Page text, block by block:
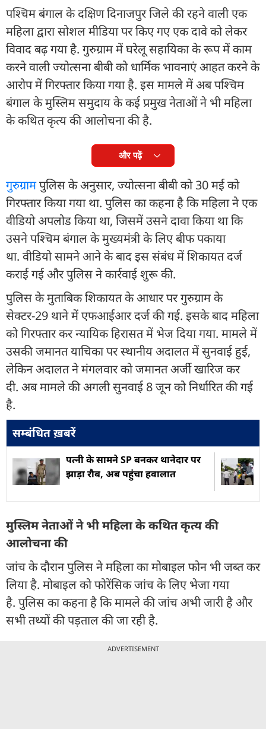
पश्चिम बंगाल के दक्षिण दिनाजपुर जिले की रहने वाली एक
महिला द्वारा सोशल मीडिया पर किए गए एक दावे को लेकर
विवाद बढ़ गया है. गुरुग्राम में घरेलू सहायिका के रूप में काम
करने वाली ज्योत्सना बीबी को धार्मिक भावनाएं आहत करने के
आरोप में गिरफ्तार किया गया है. इस मामले में अब पश्चिम
बंगाल के मुस्लिम समुदाय के कई प्रमुख नेताओं ने भी महिला
के कथित कृत्य की आलोचना की है.
और पढ़ें
गुरुग्रामपुलिस के अनुसार, ज्योत्सना बीबी को 30 मई को
गिरफ्तार किया गया था. पुलिस का कहना है कि महिला ने एक
वीडियो अपलोड किया था, जिसमें उसने दावा किया था कि
उसने पश्चिम बंगाल के मुख्यमंत्री के लिए बीफ पकाया
था. वीडियो सामने आने के बाद इस संबंध में शिकायत दर्ज
कराई गई और पुलिस ने कार्रवाई शुरू की.
पुलिस के मुताबिक शिकायत के आधार पर गुरुग्राम के
सेक्टर-29 थाने में एफआईआर दर्ज की गई. इसके बाद महिला
को गिरफ्तार कर न्यायिक हिरासत में भेज दिया गया. मामले में
उसकी जमानत याचिका पर स्थानीय अदालत में सुनवाई हुई,
लेकिन अदालत ने मंगलवार को जमानत अर्जी खारिज कर
दी. अब मामले की अगली सुनवाई 8 जून को निर्धारित की गई
है.
सम्बंधित ख़बरें
पत्नी के सामने SP बनकर थानेदार पर
झाड़ा रौब, अब पहुंचा हवालात
मुस्लिम नेताओं ने भी महिला के कथित कृत्य की
आलोचना की
जांच के दौरान पुलिस ने महिला का मोबाइल फोन भी जब्त कर
लिया है. मोबाइल को फोरेंसिक जांच के लिए भेजा गया
है. पुलिस का कहना है कि मामले की जांच अभी जारी है और
सभी तथ्यों की पड़ताल की जा रही है.
ADVERTISEMENT